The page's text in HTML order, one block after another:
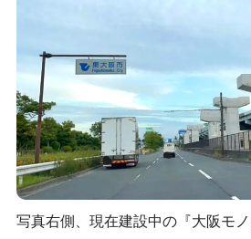
写真右側、現在建設中の『大阪モ